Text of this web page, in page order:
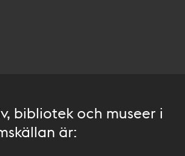
bibliotek och museer i
är: